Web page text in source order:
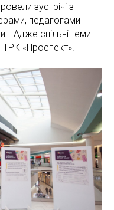
зустрічі з
педагогами
Адже спільні теми
«Проспект».